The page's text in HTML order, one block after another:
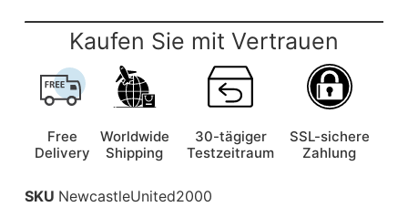
Kaufen Sie mit Vertrauen
Free
Delivery
Worldwide
Shipping
30-tägiger
Testzeitraum
SSL-sichere
Zahlung
SKU NewcastleUnited2000